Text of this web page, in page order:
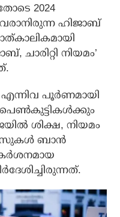
2024
ഹിജാബ്
ചാരിറ്റി നിയമം’
പൂര്‍ണമായി
ശിക്ഷ, നിയമം
ബാന്‍